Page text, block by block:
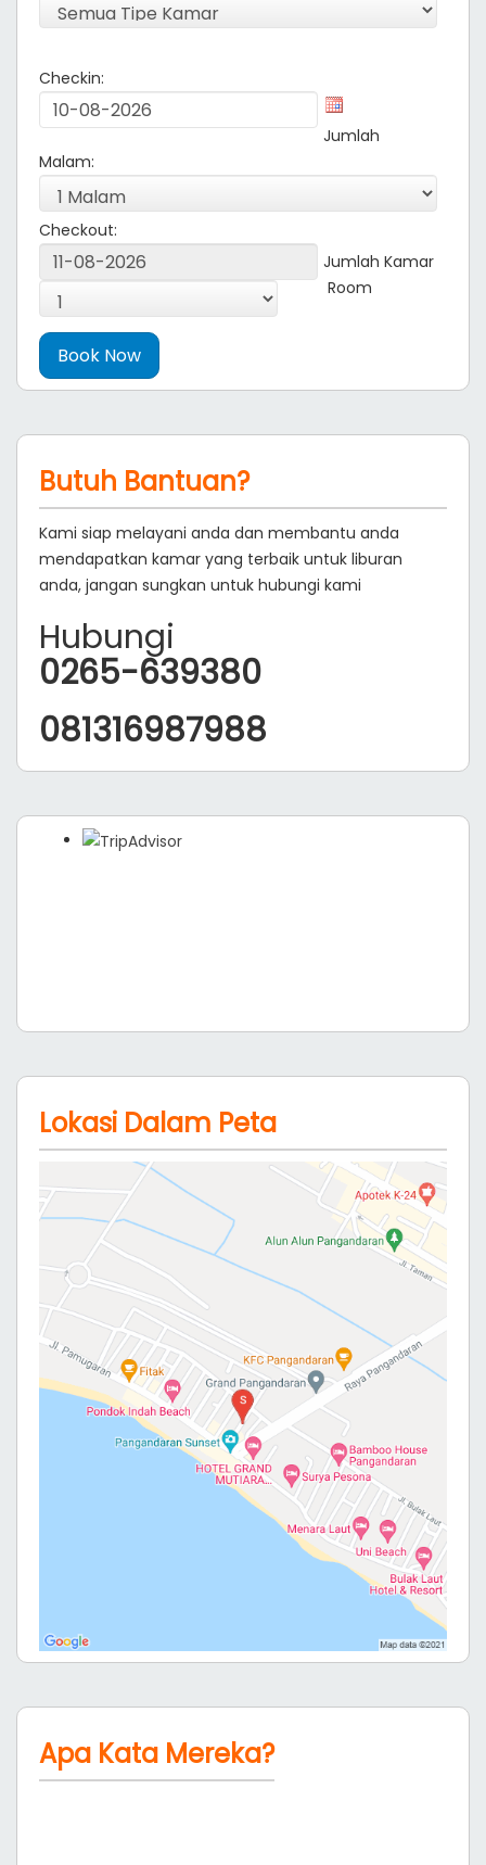
Checkin:
Jumlah
Malam:
Checkout:
Jumlah Kamar
Room
Butuh Bantuan?
Kami siap melayani anda dan membantu anda
mendapatkan kamar yang terbaik untuk liburan
anda, jangan sungkan untuk hubungi kami
Hubungi
0265-639380
081316987988
Lokasi Dalam Peta
Apa Kata Mereka?